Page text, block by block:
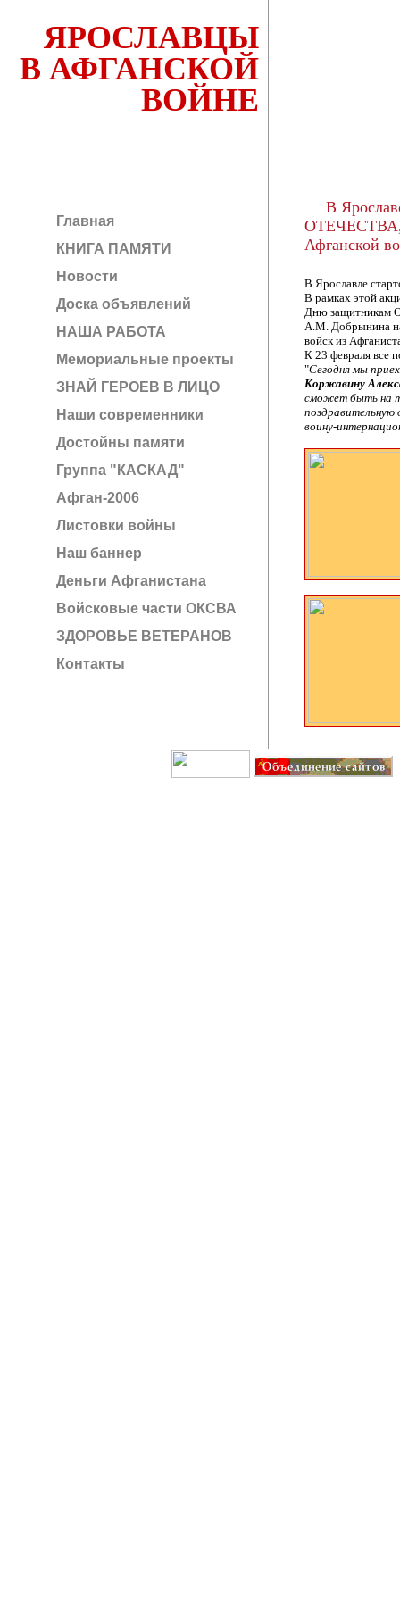
ЯРОСЛАВЦЫ
В АФГАНСКОЙ
ВОЙНЕ
Главная
КНИГА ПАМЯТИ
Новости
Доска объявлений
НАША РАБОТА
Мемориальные проекты
ЗНАЙ ГЕРОЕВ В ЛИЦО
Наши современники
Достойны памяти
Группа "КАСКАД"
Афган-2006
Листовки войны
Наш баннер
Деньги Афганистана
Войсковые части ОКСВА
ЗДОРОВЬЕ ВЕТЕРАНОВ
Контакты
В
ОТЕЧЕСТВА,
Афганской
В Ярославле
В рамках этой
Дню защитникам
А.М. Добрынина на
войск из
К 23 февраля все
"Сегодня мы
Коржавину
сможет быть на
воину-